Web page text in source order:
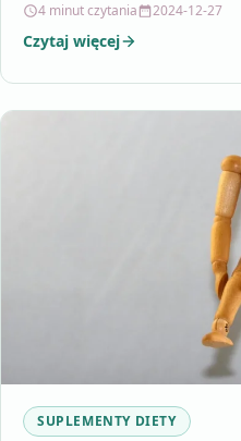
4 minut czytania 2024-12-27
Czytaj więcej
SUPLEMENTY DIETY